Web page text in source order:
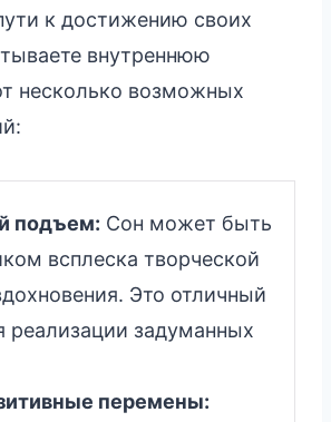
к достижению своих
внутреннюю
несколько возможных
подъем: Сон может быть
всплеска творческой
Это отличный
реализации задуманных
перемены: